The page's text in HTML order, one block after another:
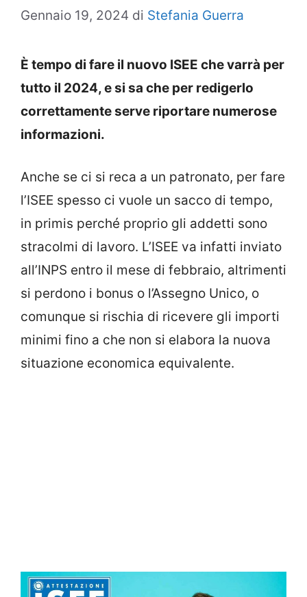
Gennaio 19, 2024 di Stefania Guerra
È tempo di fare il nuovo ISEE che varrà per
tutto il 2024, e si sa che per redigerlo
correttamente serve riportare numerose
informazioni.
Anche se ci si reca a un patronato, per fare
l’ISEE spesso ci vuole un sacco di tempo,
in primis perché proprio gli addetti sono
stracolmi di lavoro. L’ISEE va infatti inviato
all’INPS entro il mese di febbraio, altrimenti
si perdono i bonus o l’Assegno Unico, o
comunque si rischia di ricevere gli importi
minimi fino a che non si elabora la nuova
situazione economica equivalente.